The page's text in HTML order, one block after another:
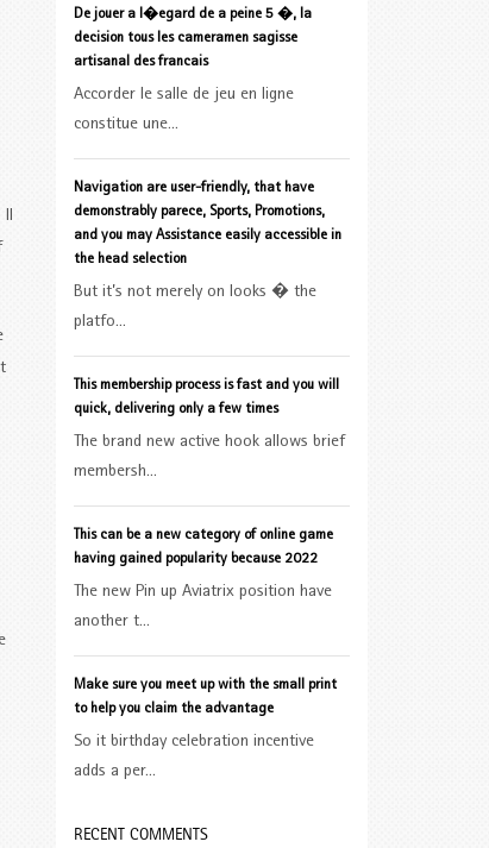
Il
De jouer a l�egard de a peine 5 �, la
decision tous les cameramen sagisse
artisanal des francais
Accorder le salle de jeu en ligne
constitue une...
Navigation are user-friendly, that have
demonstrably parece, Sports, Promotions,
and you may Assistance easily accessible in
the head selection
But it’s not merely on looks � the
platfo...
This membership process is fast and you will
quick, delivering only a few times
The brand new active hook allows brief
membersh...
This can be a new category of online game
having gained popularity because 2022
The new Pin up Aviatrix position have
another t...
Make sure you meet up with the small print
to help you claim the advantage
So it birthday celebration incentive
adds a per...
RECENT COMMENTS